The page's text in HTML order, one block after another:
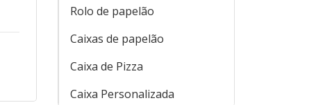
Rolo de papelão
Caixas de papelão
Caixa de Pizza
Caixa Personalizada